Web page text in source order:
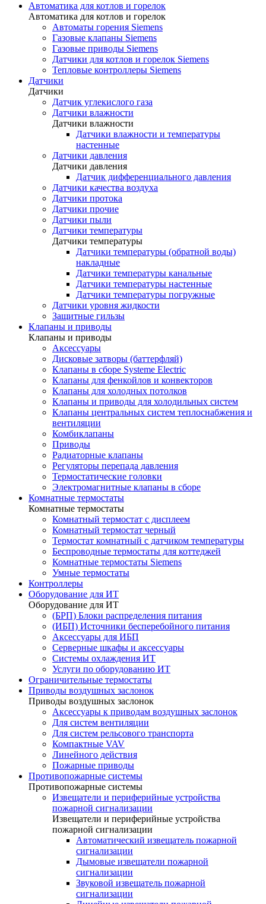
Автоматика для котлов и горелок
Автоматика для котлов и горелок
Автоматы горения Siemens
Газовые клапаны Siemens
Газовые приводы Siemens
Датчики для котлов и горелок Siemens
Тепловые контроллеры Siemens
Датчики
Датчики
Датчик углекислого газа
Датчики влажности
Датчики влажности
Датчики влажности и температуры
настенные
Датчики давления
Датчики давления
Датчик дифференциального давления
Датчики качества воздуха
Датчики протока
Датчики прочие
Датчики пыли
Датчики температуры
Датчики температуры
Датчики температуры (обратной воды)
накладные
Датчики температуры канальные
Датчики температуры настенные
Датчики температуры погружные
Датчики уровня жидкости
Защитные гильзы
Клапаны и приводы
Клапаны и приводы
Аксессуары
Дисковые затворы (баттерфляй)
Клапаны в сборе Systeme Electric
Клапаны для фенкойлов и конвекторов
Клапаны для холодных потолков
Клапаны и приводы для холодильных систем
Клапаны центральных систем теплоснабжения и
вентиляции
Комбиклапаны
Приводы
Радиаторные клапаны
Регуляторы перепада давления
Термостатические головки
Электромагнитные клапаны в сборе
Комнатные термостаты
Комнатные термостаты
Комнатный термостат с дисплеем
Комнатный термостат черный
Термостат комнатный с датчиком температуры
Беспроводные термостаты для коттеджей
Комнатные термостаты Siemens
Умные термостаты
Контроллеры
Оборудование для ИТ
Оборудование для ИТ
(БРП) Блоки распределения питания
(ИБП) Источники бесперебойного питания
Аксессуары для ИБП
Серверные шкафы и аксессуары
Системы охлаждения ИТ
Услуги по оборудованию ИТ
Ограничительные термостаты
Приводы воздушных заслонок
Приводы воздушных заслонок
Аксессуары к приводам воздушных заслонок
Для систем вентиляции
Для систем рельсового транспорта
Компактные VAV
Линейного действия
Пожарные приводы
Противопожарные системы
Противопожарные системы
Извещатели и периферийные устройства
пожарной сигнализации
Извещатели и периферийные устройства
пожарной сигнализации
Автоматический извещатель пожарной
сигнализации
Дымовые извещатели пожарной
сигнализации
Звуковой извещатель пожарной
сигнализации